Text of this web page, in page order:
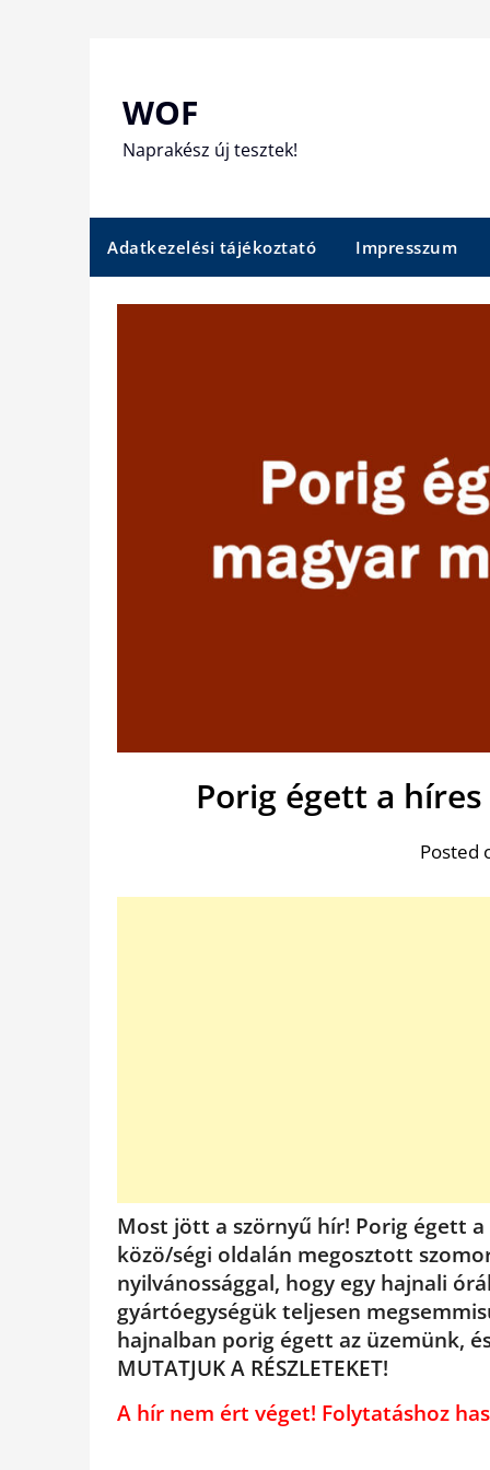
WOF
Naprakész új tesztek!
Adatkezelési tájékoztató Impresszum
Porig égett a
Posted
Most jött a szörnyű hír! Porig égett
közö/ségi oldalán megosztott
nyilvánossággal, hogy egy hajnali
gyártóegységük teljesen
hajnalban porig égett az üzemünk,
MUTATJUK A RÉSZLETEKET!
A hír nem ért véget! Folytatáshoz